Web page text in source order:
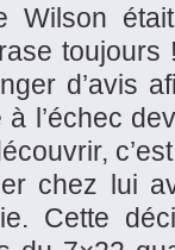
Wilson
d’avis
l’échec
chez lui
Cette